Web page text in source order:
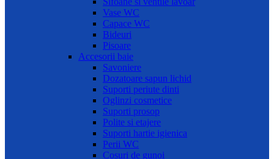
Vase WC
Capace WC
Bideuri
Pisoare
Accesorii baie
Savoniere
Dozatoare sapun lichid
Suporti periute dinti
Oglinzi cosmetice
Suporti prosop
Polite si etajere
Suporti hartie igienica
Perii WC
Cosuri de gunoi